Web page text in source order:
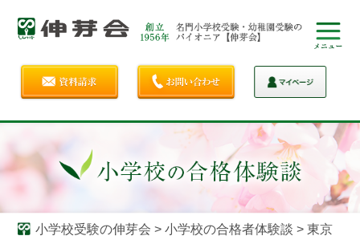
小学校受験の伸芽会 > 小学校の合格者体験談 > 東京